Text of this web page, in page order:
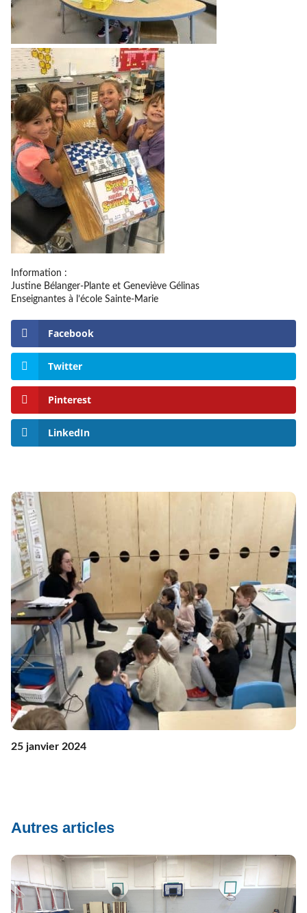
Information :
Justine Bélanger-Plante et Geneviève Gélinas
Enseignantes à l’école Sainte-Marie
Facebook
Twitter
Pinterest
LinkedIn
25 janvier 2024
Autres articles